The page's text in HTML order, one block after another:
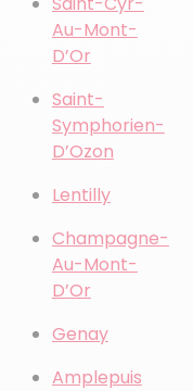
Au-Mont-
D’Or
Saint-
Symphorien-
D’Ozon
Lentilly
Champagne-
Au-Mont-
D’Or
Genay
Amplepuis